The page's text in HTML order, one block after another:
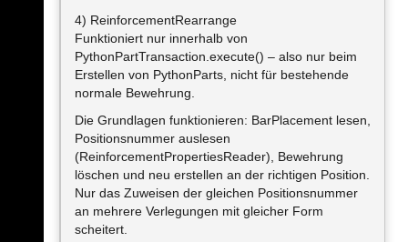
4) ReinforcementRearrange
Funktioniert nur innerhalb von
PythonPartTransaction.execute() – also nur beim
Erstellen von PythonParts, nicht für bestehende
normale Bewehrung.
Die Grundlagen funktionieren: BarPlacement lesen,
Positionsnummer auslesen
(ReinforcementPropertiesReader), Bewehrung
löschen und neu erstellen an der richtigen Position.
Nur das Zuweisen der gleichen Positionsnummer
an mehrere Verlegungen mit gleicher Form
scheitert.